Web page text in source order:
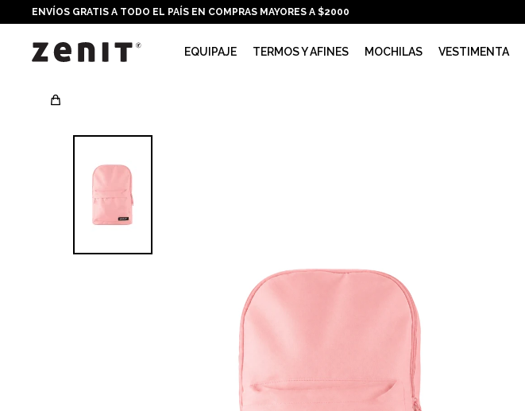
EQUIPAJE TERMOS Y AFINES MOCHILAS VESTIMENTA
ENVÍOS GRATIS A TODO EL PAÍS EN COMPRAS MAYORES A $2000